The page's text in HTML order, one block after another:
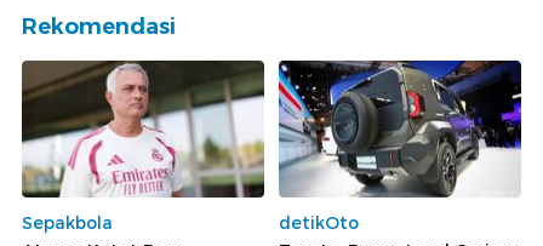
Rekomendasi
Sepakbola
detikOto